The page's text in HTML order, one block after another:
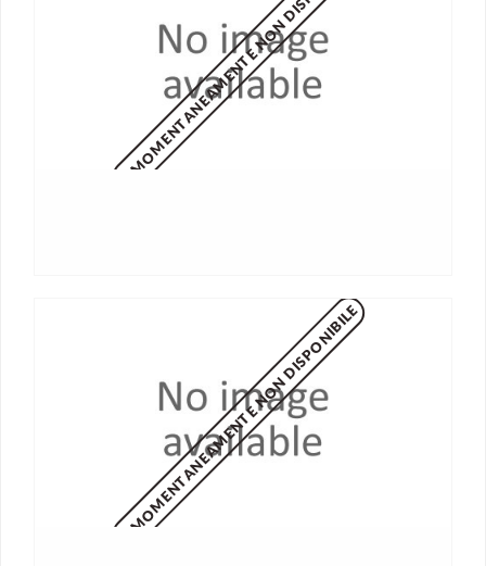
MOMENTANEAMENTE NON DISPONIBILE
MOMENTANEAMENTE NON DISPONIBILE